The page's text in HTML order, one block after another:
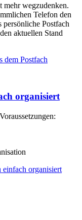
wegzudenken.
Telefon den
persönliche Postfach
aktuellen Stand
dem Postfach
organisiert
einfach organisiert